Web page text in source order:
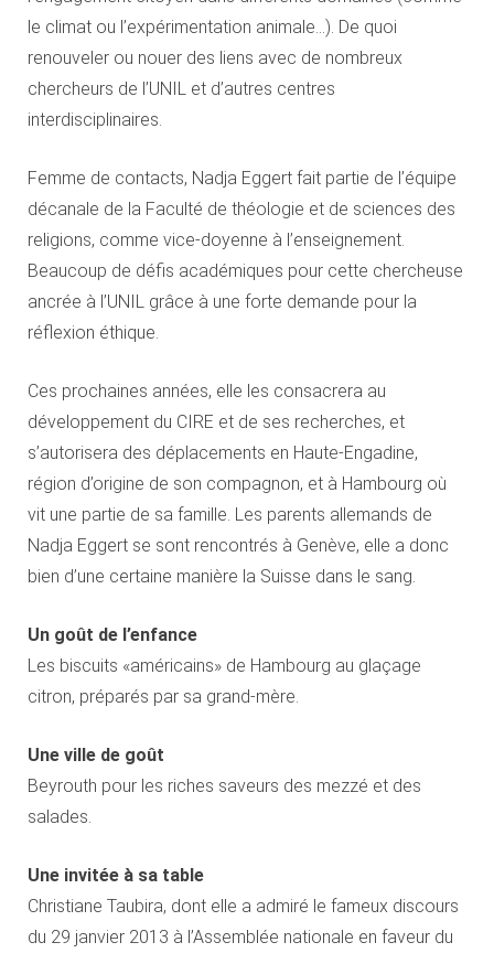
le climat ou l’expérimentation animale…). De quoi
renouveler ou nouer des liens avec de nombreux
chercheurs de l’UNIL et d’autres centres
interdisciplinaires.
Femme de contacts, Nadja Eggert fait partie de l’équipe
décanale de la Faculté de théologie et de sciences des
religions, comme vice-doyenne à l’enseignement.
Beaucoup de défis académiques pour cette chercheuse
ancrée à l’UNIL grâce à une forte demande pour la
réflexion éthique.
Ces prochaines années, elle les consacrera au
développement du CIRE et de ses recherches, et
s’autorisera des déplacements en Haute-Engadine,
région d’origine de son compagnon, et à Hambourg où
vit une partie de sa famille. Les parents allemands de
Nadja Eggert se sont rencontrés à Genève, elle a donc
bien d’une certaine manière la Suisse dans le sang.
Un goût de l’enfance
Les biscuits «américains» de Hambourg au glaçage
citron, préparés par sa grand-mère.
Une ville de goût
Beyrouth pour les riches saveurs des mezzé et des
salades.
Une invitée à sa table
Christiane Taubira, dont elle a admiré le fameux discours
du 29 janvier 2013 à l’Assemblée nationale en faveur du